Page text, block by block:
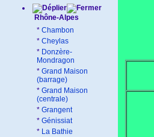
Rhône-Alpes
* Chambon
* Cheylas
* Donzère-
Mondragon
* Grand Maison
(barrage)
* Grand Maison
(centrale)
* Grangent
* Génissiat
* La Bathie